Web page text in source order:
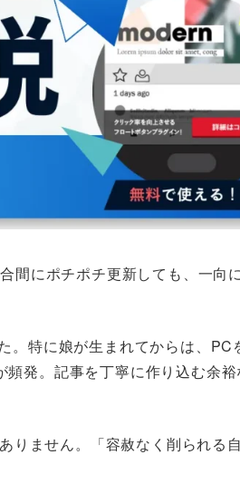
間にポチポチ更新しても、一向
。特に娘が生まれてからは、PC
頻発。記事を丁寧に作り込む余
ません。「容赦なく削られる自